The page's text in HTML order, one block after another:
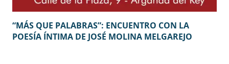
“MÁS QUE PALABRAS”: ENCUENTRO CON LA
POESÍA ÍNTIMA DE JOSÉ MOLINA MELGAREJO